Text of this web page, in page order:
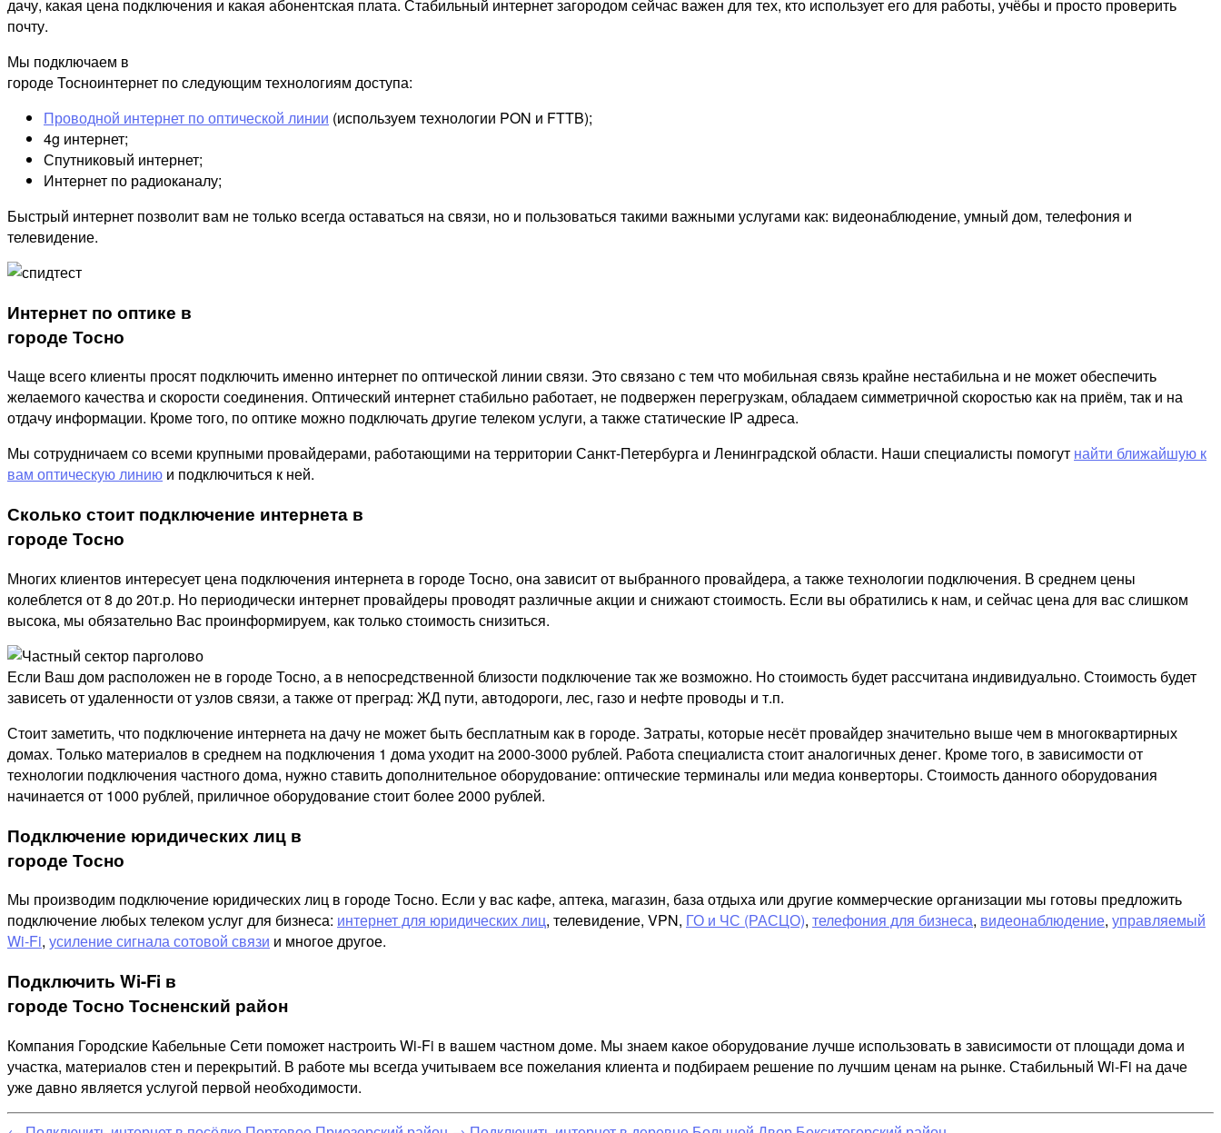
дачу, какая цена подключения и какая абонентская плата. Стабильный интернет загородом сейчас важен для тех, кто использует его для работы, учёбы и просто проверить
почту.
Мы подключаем в
городе Тосноинтернет по следующим технологиям доступа:
Проводной интернет по оптической линии (используем технологии PON и FTTB);
4g интернет;
Спутниковый интернет;
Интернет по радиоканалу;
Быстрый интернет позволит вам не только всегда оставаться на связи, но и пользоваться такими важными услугами как: видеонаблюдение, умный дом, телефония и
телевидение.
Интернет по оптике в
городе Тосно
Чаще всего клиенты просят подключить именно интернет по оптической линии связи. Это связано с тем что мобильная связь крайне нестабильна и не может обеспечить
желаемого качества и скорости соединения. Оптический интернет стабильно работает, не подвержен перегрузкам, обладаем симметричной скоростью как на приём, так и на
отдачу информации. Кроме того, по оптике можно подключать другие телеком услуги, а также статические IP адреса.
Мы сотрудничаем со всеми крупными провайдерами, работающими на территории Санкт-Петербурга и Ленинградской области. Наши специалисты помогут найти ближайшую к
вам оптическую линию и подключиться к ней.
Сколько стоит подключение интернета в
городе Тосно
Многих клиентов интересует цена подключения интернета в городе Тосно, она зависит от выбранного провайдера, а также технологии подключения. В среднем цены
колеблется от 8 до 20т.р. Но периодически интернет провайдеры проводят различные акции и снижают стоимость. Если вы обратились к нам, и сейчас цена для вас слишком
высока, мы обязательно Вас проинформируем, как только стоимость снизиться.
Если Ваш дом расположен не в городе Тосно, а в непосредственной близости подключение так же возможно. Но стоимость будет рассчитана индивидуально. Стоимость будет
зависеть от удаленности от узлов связи, а также от преград: ЖД пути, автодороги, лес, газо и нефте проводы и т.п.
Стоит заметить, что подключение интернета на дачу не может быть бесплатным как в городе. Затраты, которые несёт провайдер значительно выше чем в многоквартирных
домах. Только материалов в среднем на подключения 1 дома уходит на 2000-3000 рублей. Работа специалиста стоит аналогичных денег. Кроме того, в зависимости от
технологии подключения частного дома, нужно ставить дополнительное оборудование: оптические терминалы или медиа конверторы. Стоимость данного оборудования
начинается от 1000 рублей, приличное оборудование стоит более 2000 рублей.
Подключение юридических лиц в
городе Тосно
Мы производим подключение юридических лиц в городе Тосно. Если у вас кафе, аптека, магазин, база отдыха или другие коммерческие организации мы готовы предложить
подключение любых телеком услуг для бизнеса: интернет для юридических лиц, телевидение, VPN, ГО и ЧС (РАСЦО), телефония для бизнеса, видеонаблюдение, управляемый
Wi-Fi, усиление сигнала сотовой связи и многое другое.
Подключить Wi-Fi в
городе Тосно Тосненский район
Компания Городские Кабельные Сети поможет настроить Wi-Fi в вашем частном доме. Мы знаем какое оборудование лучше использовать в зависимости от площади дома и
участка, материалов стен и перекрытий. В работе мы всегда учитываем все пожелания клиента и подбираем решение по лучшим ценам на рынке. Стабильный Wi-Fi на даче
уже давно является услугой первой необходимости.